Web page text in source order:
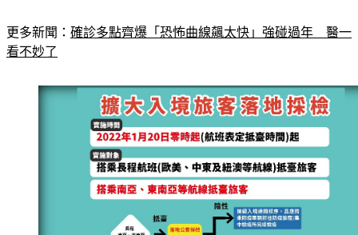
更多新聞：